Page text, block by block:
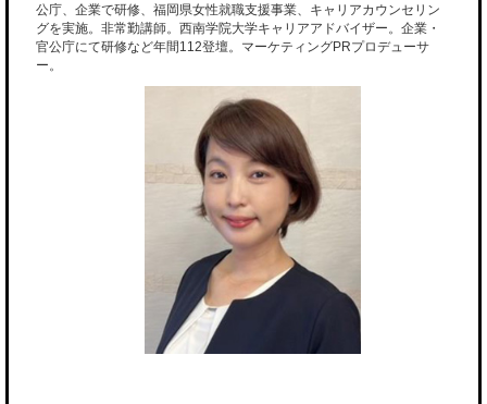
公庁、企業で研修、福岡県女性就職支援事業、キャリアカウンセリン
グを実施。非常勤講師。西南学院大学キャリアアドバイザー。企業・
官公庁にて研修など年間112登壇。マーケティングPRプロデューサ
ー。